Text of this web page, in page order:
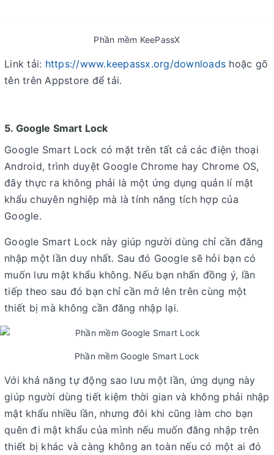
Phần mềm KeePassX
Link tải: https://www.keepassx.org/downloads hoặc gõ
tên trên Appstore để tải.
5. Google Smart Lock
Google Smart Lock có mặt trên tất cả các điện thoại
Android, trình duyệt Google Chrome hay Chrome OS,
đây thực ra không phải là một ứng dụng quản lí mật
khẩu chuyên nghiệp mà là tính năng tích hợp của
Google.
Google Smart Lock này giúp người dùng chỉ cần đăng
nhập một lần duy nhất. Sau đó Google sẽ hỏi bạn có
muốn lưu mật khẩu không. Nếu bạn nhấn đồng ý, lần
tiếp theo sau đó bạn chỉ cần mở lên trên cùng một
thiết bị mà không cần đăng nhập lại.
Phần mềm Google Smart Lock
Với khả năng tự động sao lưu một lần, ứng dụng này
giúp người dùng tiết kiệm thời gian và không phải nhập
mật khẩu nhiều lần, nhưng đôi khi cũng làm cho bạn
quên đi mật khẩu của mình nếu muốn đăng nhập trên
thiết bị khác và càng không an toàn nếu có một ai đó